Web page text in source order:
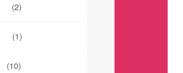
(2)
(1)
(10)